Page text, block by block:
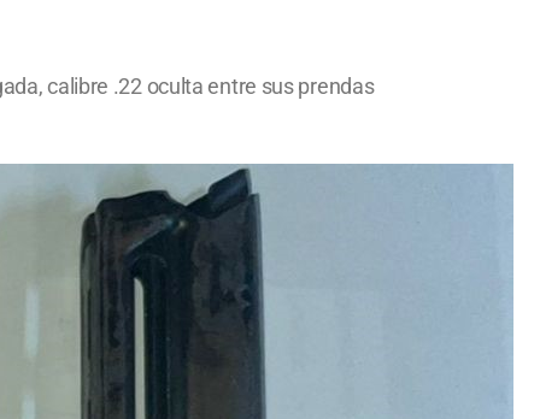
calibre .22 oculta entre sus prendas